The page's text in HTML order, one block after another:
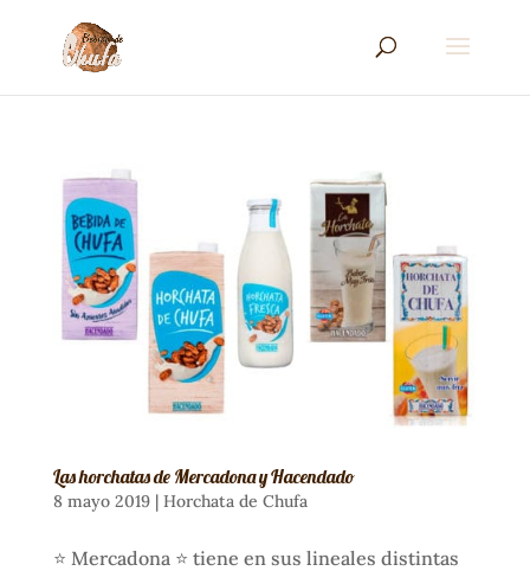
Las horchatas de Mercadona y Hacendado
8 mayo 2019| Horchata de Chufa
⭐ Mercadona ⭐ tiene en sus lineales distintas